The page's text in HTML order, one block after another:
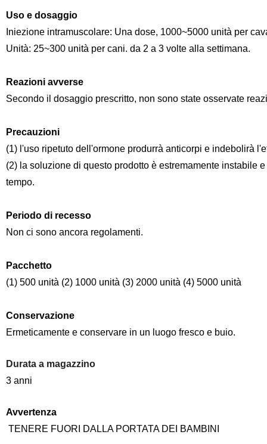
Uso e dosaggio
Iniezione intramuscolare: Una dose, 1000~5000 unità per
Unità: 25~300 unità per cani. da 2 a 3 volte alla settimana.
Reazioni avverse
Secondo il dosaggio prescritto, non sono state osservate
Precauzioni
(1) l'uso ripetuto dell'ormone produrrà anticorpi e indebolirà
(2) la soluzione di questo prodotto è estremamente instabile
tempo.
Periodo di recesso
Non ci sono ancora regolamenti.
Pacchetto
(1) 500 unità (2) 1000 unità (3) 2000 unità (4) 5000 unità
Conservazione
Ermeticamente e conservare in un luogo fresco e buio.
Durata a magazzino
3 anni
Avvertenza
TENERE FUORI DALLA PORTATA DEI BAMBINI